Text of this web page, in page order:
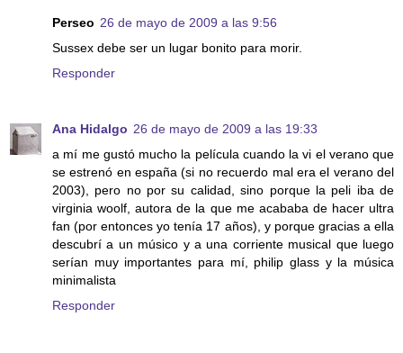
Perseo 26 de mayo de 2009 a las 9:56
Sussex debe ser un lugar bonito para morir.
Responder
Ana Hidalgo 26 de mayo de 2009 a las 19:33
a mí me gustó mucho la película cuando la vi el verano que
se estrenó en españa (si no recuerdo mal era el verano del
2003), pero no por su calidad, sino porque la peli iba de
virginia woolf, autora de la que me acababa de hacer ultra
fan (por entonces yo tenía 17 años), y porque gracias a ella
descubrí a un músico y a una corriente musical que luego
serían muy importantes para mí, philip glass y la música
minimalista
Responder